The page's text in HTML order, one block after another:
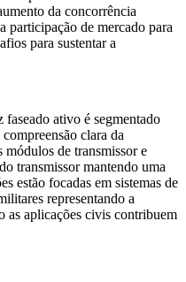
da concorrência
participação de mercado para
para sustentar a
ativo é segmentado
clara da
de transmissor e
transmissor mantendo uma
estão focadas em sistemas de
representando a
as aplicações civis contribuem